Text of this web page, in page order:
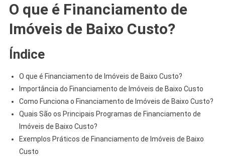
O que é Financiamento de
Imóveis de Baixo Custo?
Índice
O que é Financiamento de Imóveis de Baixo Custo?
Importância do Financiamento de Imóveis de Baixo Custo
Como Funciona o Financiamento de Imóveis de Baixo Custo?
Quais São os Principais Programas de Financiamento de
Imóveis de Baixo Custo?
Exemplos Práticos de Financiamento de Imóveis de Baixo
Custo